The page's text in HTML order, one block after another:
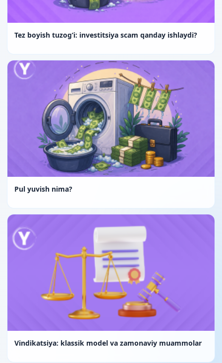
Tez boyish tuzog‘i: investitsiya scam qanday ishlaydi?
Pul yuvish nima?
Vindikatsiya: klassik model va zamonaviy muammolar